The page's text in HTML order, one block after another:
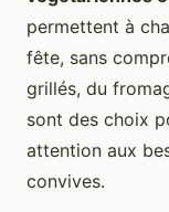
permettent à
fête, sans
grillés, du
sont des choix
attention aux
convives.